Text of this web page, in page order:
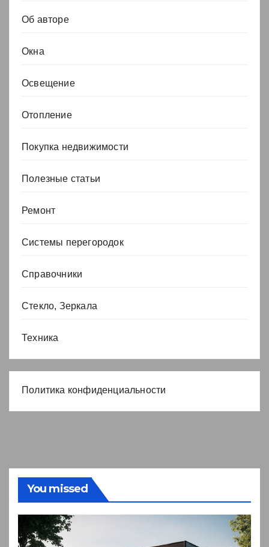
Об авторе
Окна
Освещение
Отопление
Покупка недвижимости
Полезные статьи
Ремонт
Системы перегородок
Справочники
Стекло, Зеркала
Техника
Политика конфиденциальности
You missed